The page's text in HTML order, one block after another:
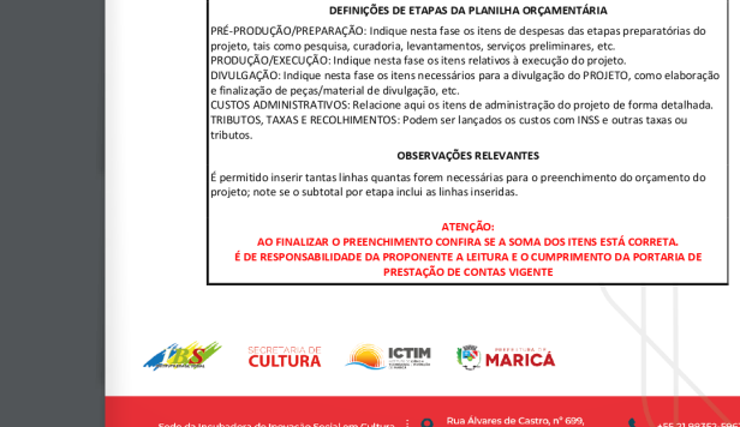
DEFINIÇÕES DE ETAPAS DA PLANILHA ORÇAMENTÁRIA
PRÉ-PRODUÇÃO/PREPARAÇÃO: Indique nestafase os itens de despesas das etapaspreparatóriasdo
projeto, tais comopesquisa, curadoria, levantamentos, serviços preliminares, etc.
PRODUÇÃO/EXECUÇÃO: Indique nesta fase ositensrelativosà execuçãodo projeto.
DIVULGAÇÃO:Indique nesta faseos itensnecessários para adivulgação do PROJETO, comoelaboração
e finalização de peças/material de divulgação, etc.
CUSTOS ADMINISTRATIVOS: Relacione aqui ositens de administração do projeto de forma detalhada.
TRIBUTOS, TAXAS E RECOLHIMENTOS:Podem ser lançadosos custos com INSS e outras taxas ou
tributos.
OBSERVAÇÕES RELEVANTES
É permitidoinserirtantas linhas quantas forem necessáriaspara opreenchimentodoorçamento do
projeto; note se o subtotal poretapainclui as linhasinseridas.
ATENÇÃO:
AO FINALIZAR O PREENCHIMENTO CONFIRASE A SOMA DOS ITENS ESTÁ CORRETA.
É DE RESPONSABILIDADE DA PROPONENTE ALEITURA EOCUMPRIMENTO DA PORTARIA DE
PRESTAÇÃO DE CONTAS VIGENTE